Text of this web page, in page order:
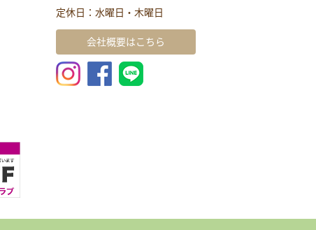
定休日：水曜日・木曜日
会社概要はこちら